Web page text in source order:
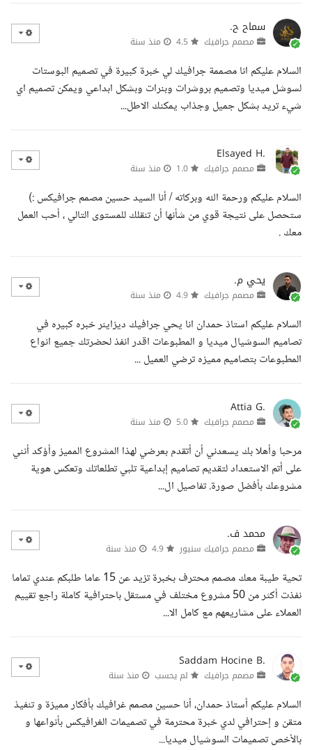
سماح ح.
مصمم جرافيك منذ سنة
السلام عليكم انا مصممة جرافيك لي خبرة كبيرة في تصميم البوستات
لسوشل ميديا وتصميم بروشرات وبنرات وبشكل ابداعي ويمكن تصميم اي
شيء تريد بشكل جميل وجذاب يمكنك الاطل...
Elsayed H.
مصمم جرافيك منذ سنة
السلام عليكم ورحمة الله وبركاته / أنا السيد حسين مصمم جرافيكس :)
ستحصل على نتيجة قوي من شأنها أن تنقلك للمستوى التالي ، أحب العمل
معك .
يحي م.
مصمم جرافيك منذ سنة
السلام عليكم استاذ حمدان انا يحي جرافيك ديزاينر خبره كبيره في
تصاميم السوشيال ميديا و المطبوعات اقدر انفذ لحضرتك جميع انواع
المطبوعات بتصاميم مميزه ترضي العميل ...
Attia G.
مصمم جرافيك منذ سنة
مرحبا وأهلا بك يسعدني أن أتقدم بعرضي لهذا المشروع المميز وأؤكد أنني
على أتم الاستعداد لتقديم تصاميم إبداعية تلبي تطلعاتك وتعكس هوية
مشروعك بأفضل صورة. تفاصيل ال...
محمد ف.
مصمم جرافيك سنيور منذ سنة
تحية طيبة معك مصمم محترف بخبرة تزيد عن 15 عاما طلبكم عندي تماما
نفذت أكثر من 50 مشروع مختلف في مستقل باحترافية كاملة راجع تقييم
العملاء على مشاريعهم مع كامل الا...
Saddam Hocine B.
مصمم جرافيك لم يحسب منذ سنة
السلام عليكم أستاذ حمدان، أنا حسين مصمم غرافيك بأفكار مميزة و تنفيذ
متقن و إحترافي لدي خبرة محترمة في تصميمات الغرافيكس بأنواعها و
بالأخص تصميمات السوشيال ميديا...